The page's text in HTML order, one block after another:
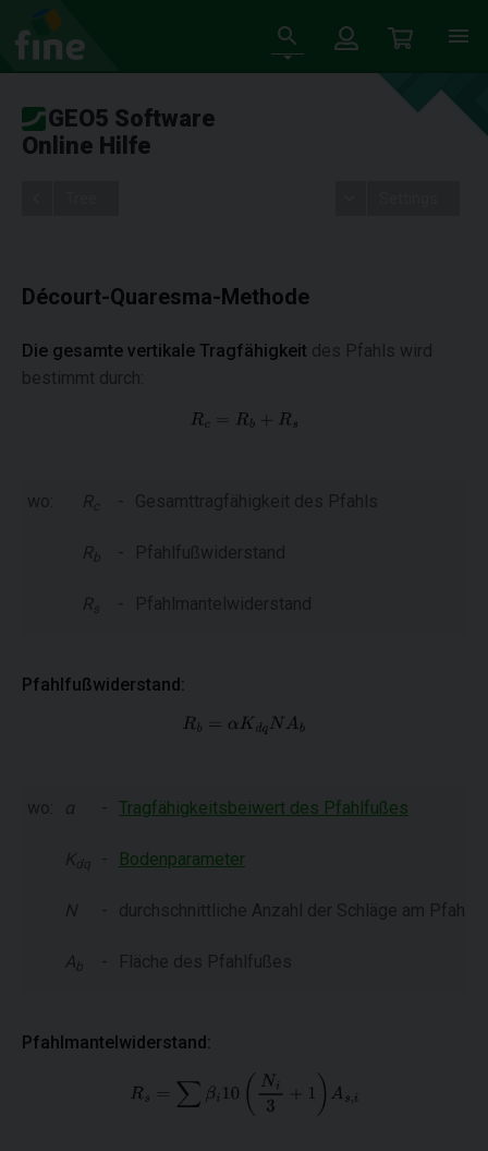
GEO5 Software
Online Hilfe
Décourt-Quaresma-Methode
Die gesamte vertikale Tragfähigkeit des Pfahls wird
bestimmt durch:
wo: R - Gesamttragfähigkeit des Pfahls
R b - Pfahlfußwiderstand
Rs - Pfahlmantelwiderstand
Pfahlfußwiderstand:
wo: α - Tragfähigkeitsbeiwert des Pfahlfußes
K dq - Bodenparameter
N - durchschnittliche Anzahl der Schläge am
A b - Fläche des Pfahlfußes
Pfahlmantelwiderstand: